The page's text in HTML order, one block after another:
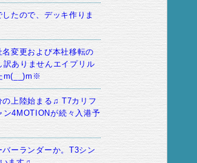
たので、デッキ作りま
名変更および本社移転の
ありませんエイプリル
m(__)m※
の上陸始まる♫ T7カリフ
ン4MOTIONが続々入港予
ーランダーか。T3シン